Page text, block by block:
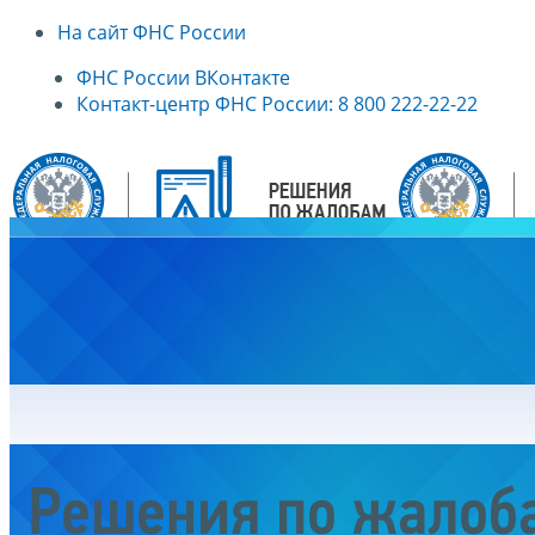
На сайт ФНС России
ФНС России ВКонтакте
Контакт-центр ФНС России: 8 800 222-22-22
Решения по